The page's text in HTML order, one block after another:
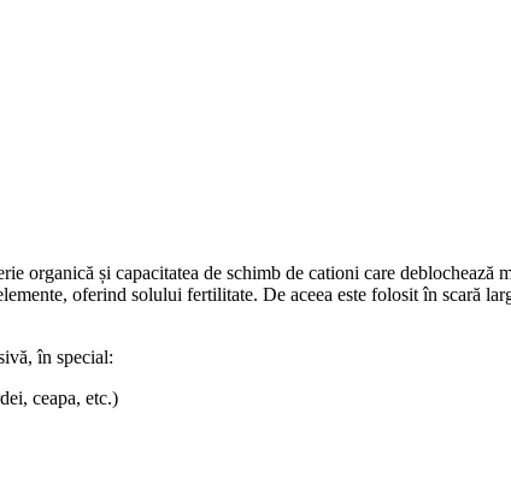
organică și capacitatea de schimb de cationi care
oferind solului fertilitate. De aceea este folosit în scară
în special:
ceapa, etc.)